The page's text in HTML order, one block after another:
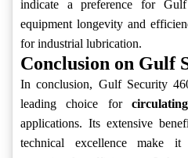
indicate a preference for
equipment longevity and
for industrial lubrication.
Conclusion on Gulf
In conclusion, Gulf Security
leading choice for
applications. Its extensive
technical excellence make